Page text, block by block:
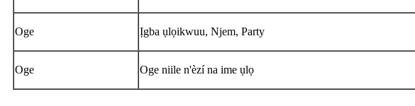
Oge Ịgba ụlọikwuu, Njem, Party
Oge Oge niile n'èzí na ime ụlọ